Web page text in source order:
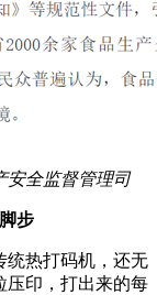
安全监督管理司
步
统热打码机，还无
压印，打出来的每